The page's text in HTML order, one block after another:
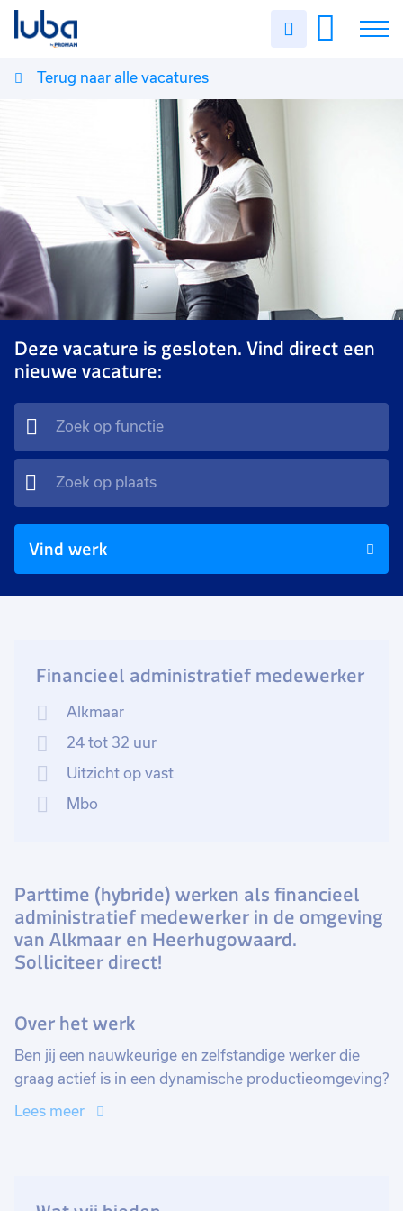
Uren
Vacatures
Voor werkgevers
Contact
Terug naar alle vacatures
Deze vacature is gesloten. Vind direct een
nieuwe vacature:
Vind werk
Financieel administratief medewerker
Alkmaar
24 tot 32 uur
Uitzicht op vast
Mbo
Parttime (hybride) werken als financieel
administratief medewerker in de omgeving
van Alkmaar en Heerhugowaard.
Solliciteer direct!
Over het werk
Ben jij een nauwkeurige en zelfstandige werker die
graag actief is in een dynamische productieomgeving?
Heb je een scherp cijfermatig inzicht en vind je het
Lees meer